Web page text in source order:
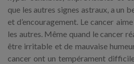
que les autres signes astraux, a un
et d’encouragement. Le cancer
les autres. Même quand le cancer
être irritable et de mauvaise
cancer ont un tempérament